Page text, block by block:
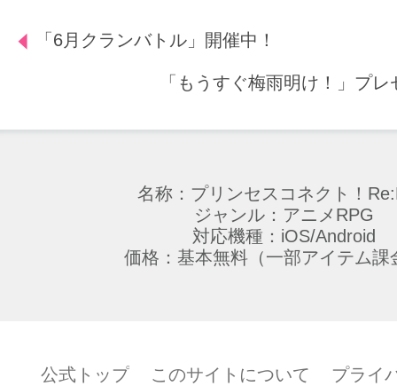
「6月クランバトル」開催中！
「もうすぐ梅雨明け！」プ
名称：プリンセスコネクト！
ジャンル：アニメRPG
対応機種：iOS/Android
価格：基本無料（一部アイテム課
公式トップ このサイトについて
プライ